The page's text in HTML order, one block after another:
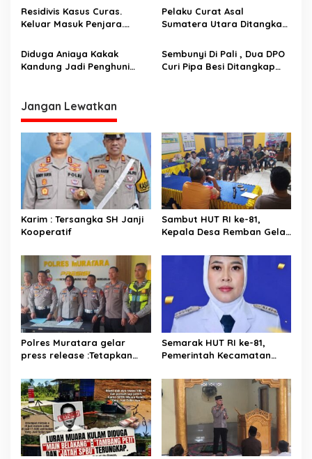
s
Tim Macan Linggau
Residivis Kasus Curas.
Keluar Masuk Penjara.
Rawas Ilir
Pelaku Curat Asal
Sumatera Utara Ditangkap
Linggau Barat
Diduga Aniaya Kakak
Kandung Jadi Penghuni
Sembunyi Di Pali , Dua DPO
Curi Pipa Besi Ditangkap
Jangan Lewatkan
Karim : Tersangka SH Janji
Kooperatif
Sambut HUT RI ke-81,
Kepala Desa Remban Gelar
Panitia
Polres Muratara gelar
press release :Tetapkan
Tersangka Kecelakaan
Maut antara Bus ALS dan
Tangki BBM Tewaskan 19
Orang
Semarak HUT RI ke-81,
Pemerintah Kecamatan
Lomba